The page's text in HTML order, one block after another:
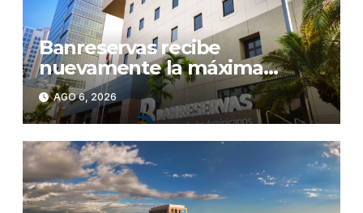
Banreservas recibe
nuevamente la máxima
calificación crediticia AAA.do
de Moody’s Local RD con
perspectiva Estable
AGO 6, 2026